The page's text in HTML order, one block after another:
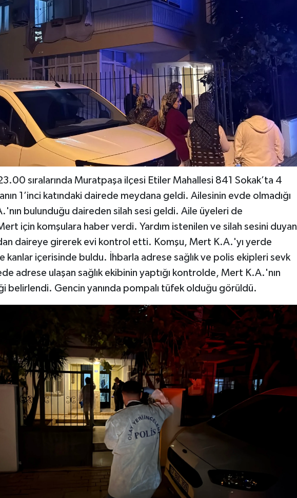
sıralarında Muratpaşa ilçesi Etiler Mahallesi 841 Sokak’ta 4
1’inci katındaki dairede meydana geldi. Ailesinin evde olmadığı
bulunduğu daireden silah sesi geldi. Aile üyeleri de
için komşulara haber verdi. Yardım istenilen ve silah sesini duyan
daireye girerek evi kontrol etti. Komşu, Mert K.A.'yı yerde
kanlar içerisinde buldu. İhbarla adrese sağlık ve polis ekipleri sevk
adrese ulaşan sağlık ekibinin yaptığı kontrolde, Mert K.A.'nın
belirlendi. Gencin yanında pompalı tüfek olduğu görüldü.